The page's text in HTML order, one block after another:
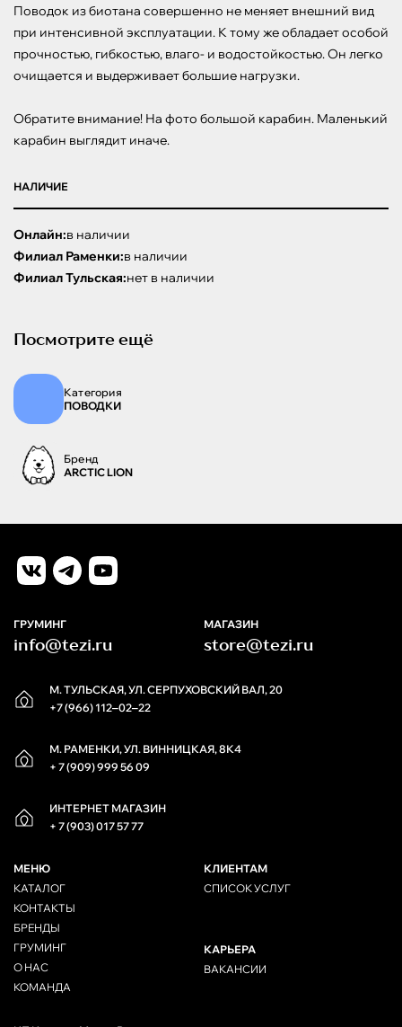
Поводок из биотана совершенно не меняет внешний вид
при интенсивной эксплуатации. К тому же обладает особой
прочностью, гибкостью, влаго- и водостойкостью. Он легко
очищается и выдерживает большие нагрузки.
Обратите внимание! На фото большой карабин. Маленький
карабин выглядит иначе.
НАЛИЧИЕ
Онлайн:в наличии
Филиал Раменки:в наличии
Филиал Тульская:нет в наличии
Посмотрите ещё
Категория
ПОВОДКИ
Бренд
ARCTIC LION
М. ТУЛЬСКАЯ, УЛ. СЕРПУХОВСКИЙ ВАЛ, 20
+7 (966) 112‒02‒22
М. РАМЕНКИ, УЛ. ВИННИЦКАЯ, 8К4
+ 7 (909) 999 56 09
ИНТЕРНЕТ МАГАЗИН
+ 7 (903) 017 57 77
ГРУМИНГ
info@tezi.ru
МАГАЗИН
store@tezi.ru
МЕНЮ
КАТАЛОГ
КОНТАКТЫ
БРЕНДЫ
ГРУМИНГ
О НАС
КОМАНДА
КЛИЕНТАМ
СПИСОК УСЛУГ
КАРЬЕРА
ВАКАНСИИ